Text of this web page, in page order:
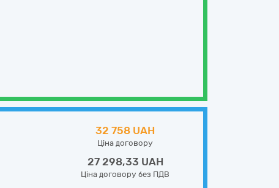
32 758 UAH
Ціна договору
27 298,33 UAH
Ціна договору без ПДВ